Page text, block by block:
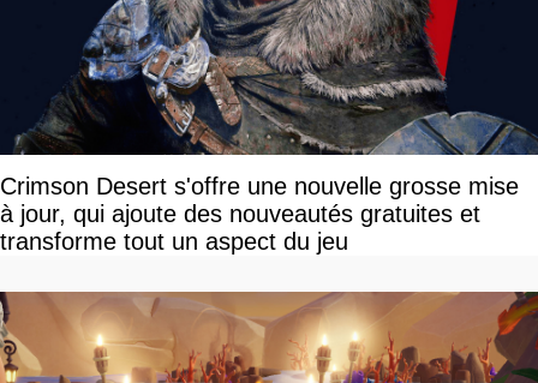
Crimson Desert s'offre une nouvelle grosse mise
à jour, qui ajoute des nouveautés gratuites et
transforme tout un aspect du jeu